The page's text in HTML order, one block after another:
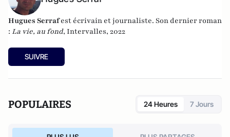
Hugues Serrafest écrivain et journaliste. Son dernier roman
: La vie, au fond, Intervalles, 2022
SUIVRE
POPULAIRES 24 Heures 7 Jours